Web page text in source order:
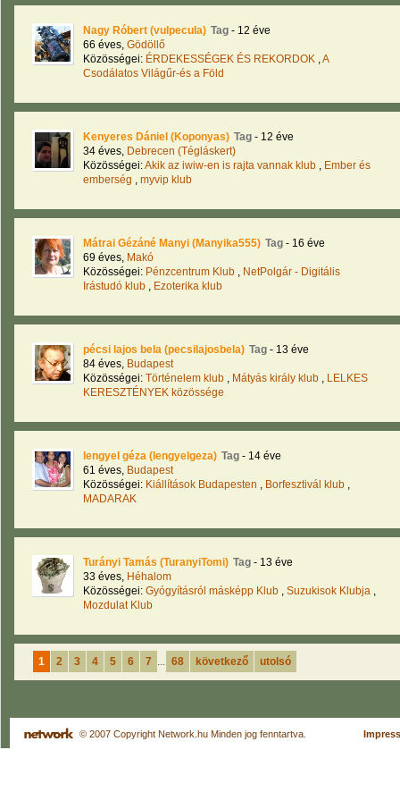
Nagy Róbert (vulpecula) Tag - 12 éve
66 éves, Gödöllő
Közösségei: ÉRDEKESSÉGEK ÉS REKORDOK ,A
Csodálatos Világűr-és a Föld
Kenyeres Dániel (Koponyas) Tag - 12 éve
34 éves, Debrecen (Tégláskert)
Közösségei:Akik az iwiw-en is rajta vannak klub , Ember és
emberség , myvip klub
Mátrai Gézáné Manyi (Manyika555) Tag - 16 éve
69 éves, Makó
Közösségei: Pénzcentrum Klub , NetPolgár - Digitális
Irástudó klub , Ezoterika klub
pécsi lajos bela (pecsilajosbela) Tag - 13 éve
84 éves, Budapest
Közösségei: Történelem klub , Mátyás király klub , LELKES
KERESZTÉNYEK közössége
lengyel géza (lengyelgeza) Tag - 14 éve
61 éves, Budapest
Közösségei: Kiállítások Budapesten , Borfesztivál klub ,
MADARAK
Turányi Tamás (TuranyiTomi) Tag - 13 éve
33 éves, Héhalom
Közösségei: Gyógyításról másképp Klub , Suzukisok Klubja ,
Mozdulat Klub
1 2 3 4 5 6 7 ... 68 következő utolsó
© 2007 Copyright Network.hu Minden jog fenntartva.